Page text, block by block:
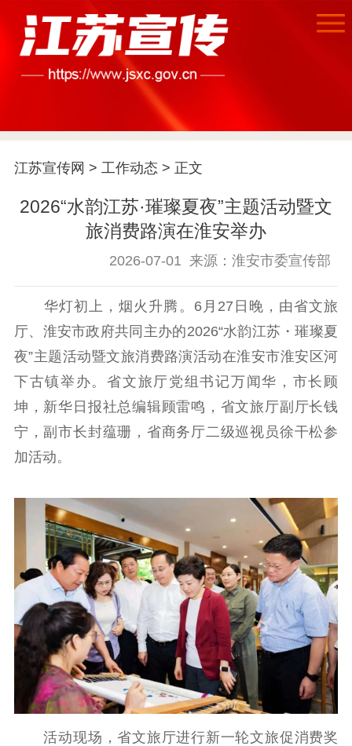
首页
江苏要闻
公示公告
工作动态
理论武装
理论学习 宣传宣讲 研究阐释
江苏文脉
资料下载
新闻宣传
主题宣传 对外宣传
新闻发布
记者之家
品牌栏目
文化文艺
精品生产 文化惠民
文化传承
文化交流
体制改革
文化产业
紫金文化艺术节
品牌活动 紫艺舞台
江苏宣传网 > 工作动态 > 正文
2026“水韵江苏·璀璨夏夜”主题活动暨文
旅消费路演在淮安举办
2026-07-01 来源：淮安市委宣传部
华灯初上，烟火升腾。6月27日晚，由省文旅
厅、淮安市政府共同主办的2026“水韵江苏・璀璨夏
夜”主题活动暨文旅消费路演活动在淮安市淮安区河
下古镇举办。省文旅厅党组书记万闻华，市长顾
坤，新华日报社总编辑顾雷鸣，省文旅厅副厅长钱
宁，副市长封蕴珊，省商务厅二级巡视员徐干松参
加活动。
活动现场，省文旅厅进行新一轮文旅促消费奖